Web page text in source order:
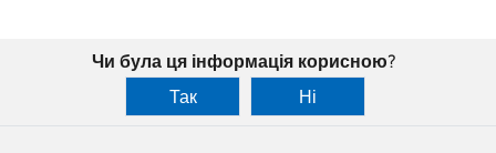
Чи була ця інформація корисною?
Так
Ні